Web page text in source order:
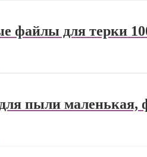
файлы для терки
пыли маленькая,